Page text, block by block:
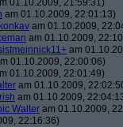
01.10.2009, 21:59:31)
am 01.10.2009, 22:01:13)
am 01.10.2009,
am 01.10.2009,
am
01.10.2009, 22:00:06)
01.10.2009, 22:01:49)
am 01.10.2009,
am 01.10.2009,
Walter am 01.10.2009,
22:16:36)